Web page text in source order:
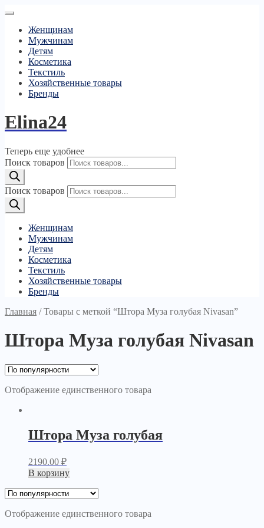
Женщинам
Мужчинам
Детям
Косметика
Текстиль
Хозяйственные товары
Бренды
Elina24
Теперь еще удобнее
Поиск товаров
Поиск товаров
Женщинам
Мужчинам
Детям
Косметика
Текстиль
Хозяйственные товары
Бренды
Главная /Товары с меткой “Штора Муза голубая Nivasan”
Штора Муза голубая Nivasan
Отображение единственного товара
Штора Муза голубая
2190.00 ₽
В корзину
Отображение единственного товара